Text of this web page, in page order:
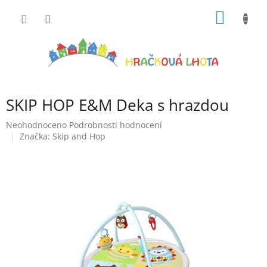
SKIP HOP E&M Deka s hrazdou
Průměrné
hodnocení
Neohodnoceno Podrobnosti hodnocení
Značka: Skip and Hop